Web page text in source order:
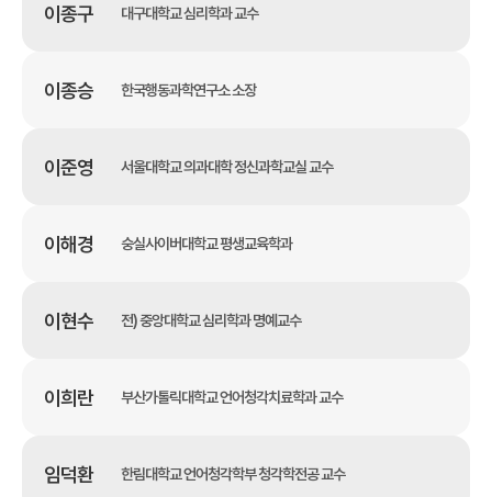
이종구 대구대학교 심리학과 교수
이종승 한국행동과학연구소 소장
이준영 서울대학교 의과대학 정신과학교실 교수
이해경 숭실사이버대학교 평생교육학과
이현수 전) 중앙대학교 심리학과 명예교수
이희란 부산가톨릭대학교 언어청각치료학과 교수
임덕환 한림대학교 언어청각학부 청각학전공 교수